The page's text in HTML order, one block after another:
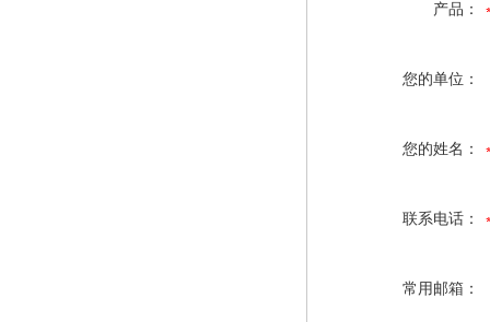
产品：
您的单位：
您的姓名：
联系电话：
常用邮箱：